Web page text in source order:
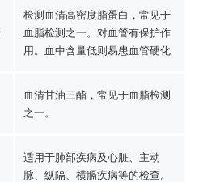
检测血清高密度脂蛋白，常见于
血脂检测之一。对血管有保护作
用。血中含量低则易患血管硬化
血清甘油三酯，常见于血脂检测
之一。
适用于肺部疾病及心脏、主动
脉、纵隔、横膈疾病等的检查。